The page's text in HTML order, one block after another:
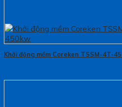
Khởi động mềm Coreken TSSM-4T-